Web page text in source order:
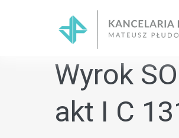
Wyrok
akt I C